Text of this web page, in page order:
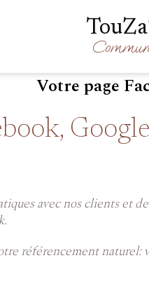
Votre page
avec nos clients et
référencement